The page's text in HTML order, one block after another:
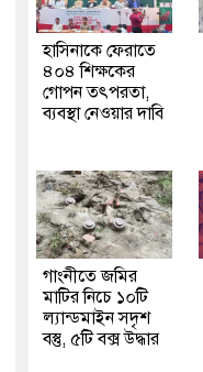
হাসিনাকে ফেরাতে
৪০৪ শিক্ষকের
গোপন তৎপরতা,
ব্যবস্থা নেওয়ার দাবি
গাংনীতে জমির
মাটির নিচে ১০টি
ল্যান্ডমাইন সদৃশ
বস্তু, ৫টি বক্স উদ্ধার